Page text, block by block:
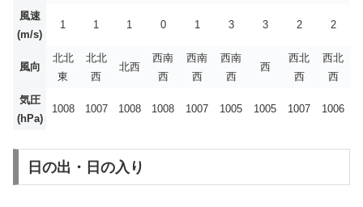
風速
(m/s)
1 1 1 0 1 3 3 2 2
風向
北北
東
北北
西
北西
西南
西
西南
西
西南
西
西
西北
西
西北
西
気圧
(hPa)
1008 1007 1008 1008 1007 1005 1005 1007 1006
日の出・日の入り